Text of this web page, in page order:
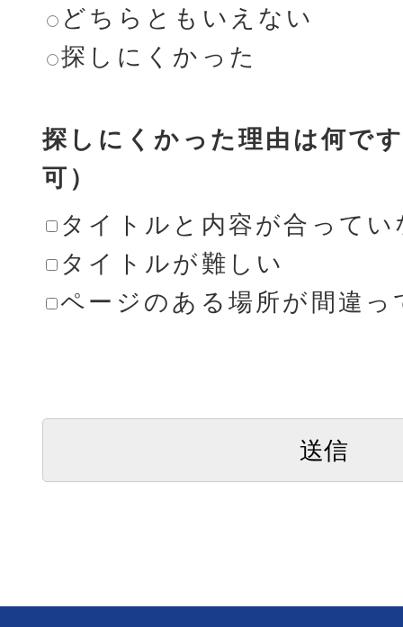
どちらともいえない
探しにくかった
探しにくかった理由は何で
可）
タイトルと内容が合ってい
タイトルが難しい
ページのある場所が間違っ